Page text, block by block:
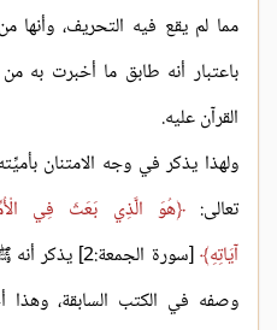
مما لم يقع فيه التحريف، وأنها
باعتبار أنه طابق ما أخبرت به
القرآن عليه.
ولهذا يذكر في وجه الامتنان
تعالى: هُوَ الَّذِي بَعَثَ فِي
آيَاتِهِ
[سورة
وصفه في الكتب السابقة،